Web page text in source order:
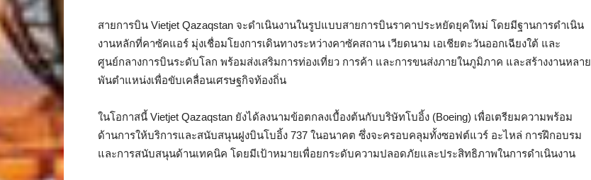
สายการบิน Vietjet Qazaqstan จะดำเนินงานในรูปแบบสายการบินราคาประหยัดยุคใหม่ โดยมีฐานการดำเนิน
งานหลักที่คาซัคแอร์ มุ่งเชื่อมโยงการเดินทางระหว่างคาซัคสถาน เวียดนาม เอเชียตะวันออกเฉียงใต้ และ
ศูนย์กลางการบินระดับโลก พร้อมส่งเสริมการท่องเที่ยว การค้า และการขนส่งภายในภูมิภาค และสร้างงานหลาย
พันตำแหน่งเพื่อขับเคลื่อนเศรษฐกิจท้องถิ่น
ในโอกาสนี้ Vietjet Qazaqstan ยังได้ลงนามข้อตกลงเบื้องต้นกับบริษัทโบอิ้ง (Boeing) เพื่อเตรียมความพร้อม
ด้านการให้บริการและสนับสนุนฝูงบินโบอิ้ง 737 ในอนาคต ซึ่งจะครอบคลุมทั้งซอฟต์แวร์ อะไหล่ การฝึกอบรม
และการสนับสนุนด้านเทคนิค โดยมีเป้าหมายเพื่อยกระดับความปลอดภัยและประสิทธิภาพในการดำเนินงาน